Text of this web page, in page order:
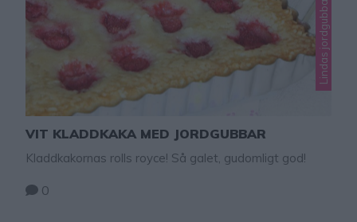
VIT KLADDKAKA MED JORDGUBBAR
Kladdkakornas rolls royce! Så galet, gudomligt god!
0